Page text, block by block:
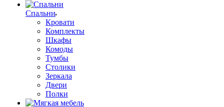
Спальни
Кровати
Комплекты
Шкафы
Комоды
Тумбы
Столики
Зеркала
Двери
Полки